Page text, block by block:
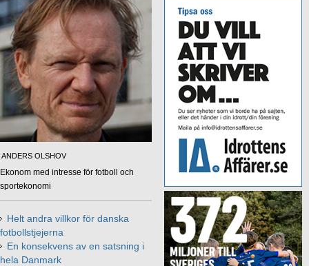
ANDERS OLSHOV
Ekonom med intresse för fotboll och
sportekonomi
Helt andra villkor för danska
fotbollstjejerna
En konsekvens av en satsning i
hela Danmark